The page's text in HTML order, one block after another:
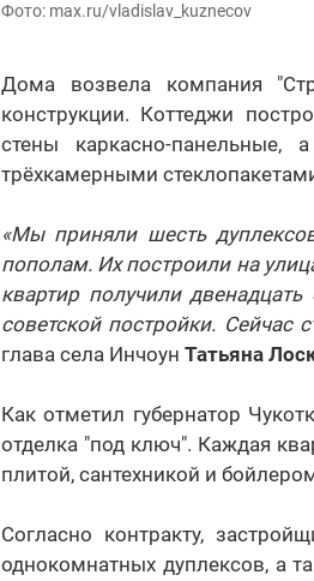
Фото: max.ru/vladislav_kuznecov
Дома возвела компания
конструкции. Коттеджи
стены каркасно-
трёхкамерными
«Мы приняли шесть
пополам. Их построили на
квартир получили
советской постройки. Сейчас
глава села Инчоун Татьяна
Как отметил губернатор
отделка "под ключ". Каждая
плитой, сантехникой и
Согласно контракту,
однокомнатных дуплексов, а